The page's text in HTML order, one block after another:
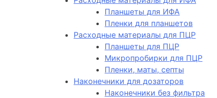
Планшеты для ИФА
Пленки для планшетов
Расходные материалы для ПЦР
Планшеты для ПЦР
Микропробирки для ПЦР
Пленки, маты, септы
Наконечники для дозаторов
Наконечники без фильтра